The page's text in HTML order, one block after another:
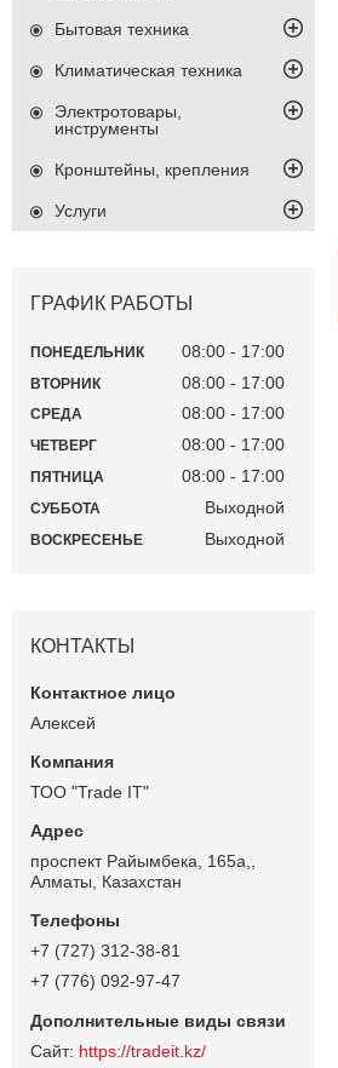
Бытовая техника
Климатическая техника
Электротовары,
инструменты
Кронштейны, крепления
Услуги
ГРАФИК РАБОТЫ
ПОНЕДЕЛЬНИК 08:00 17:00
ВТОРНИК 08:00 17:00
СРЕДА 08:00 17:00
ЧЕТВЕРГ 08:00 17:00
ПЯТНИЦА 08:00 17:00
СУББОТА Выходной
ВОСКРЕСЕНЬЕ Выходной
КОНТАКТЫ
Алексей
ТОО "Trade IT"
проспект Райымбека, 165а,,
Алматы, Казахстан
+7 (727) 312-38-81
+7 (776) 092-97-47
https://tradeit.kz/